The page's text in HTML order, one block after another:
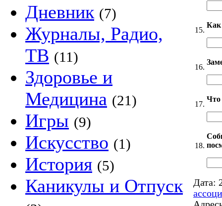
Дневник (7)
Журналы, Радио,
ТВ (11)
Здоровье и
Медицина (21)
Игры (9)
Искусство (1)
История (5)
Каникулы и Отпуск
15.
Как
16.
17.
Что
18.
Дата: